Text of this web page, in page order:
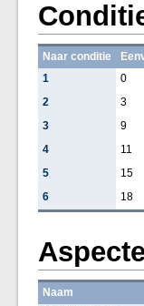
Naar conditie
1
0
2
3
3
9
4
11
5
15
6
18
Naam